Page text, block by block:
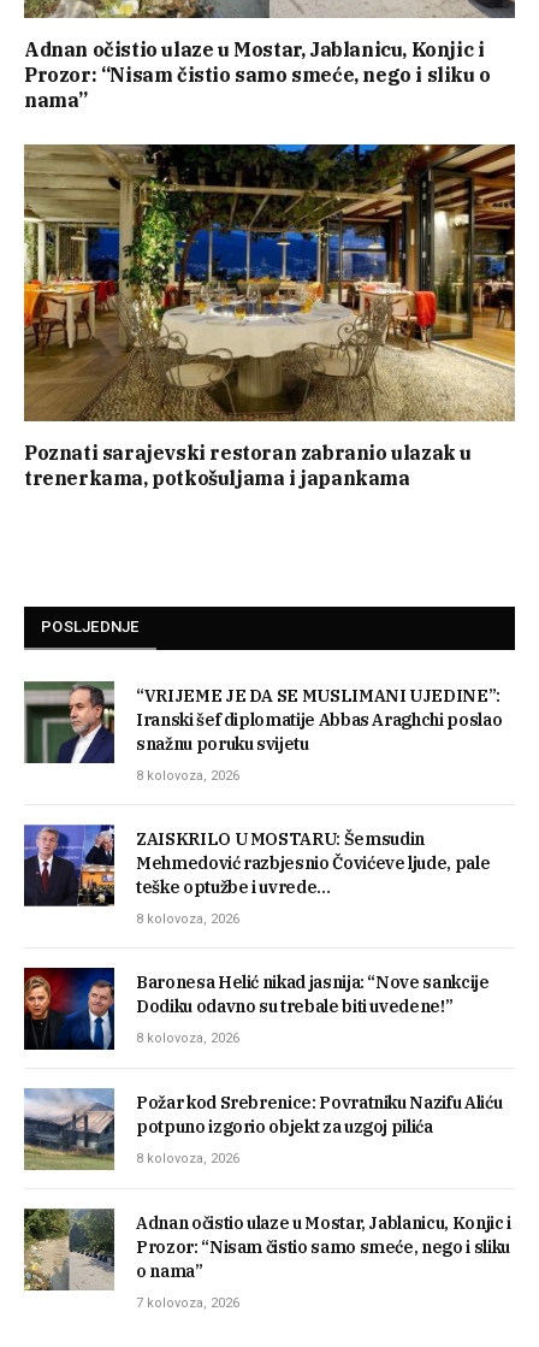
Adnan očistio ulaze u Mostar, Jablanicu, Konjic i
Prozor: “Nisam čistio samo smeće, nego i sliku o
nama”
Poznati sarajevski restoran zabranio ulazak u
trenerkama, potkošuljama i japankama
POSLJEDNJE
“VRIJEME JE DA SE MUSLIMANI UJEDINE”:
Iranski šef diplomatije Abbas Araghchi poslao
snažnu poruku svijetu
8 kolovoza, 2026
ZAISKRILO U MOSTARU: Šemsudin
Mehmedović razbjesnio Čovićeve ljude, pale
teške optužbe i uvrede…
8 kolovoza, 2026
Baronesa Helić nikad jasnija: “Nove sankcije
Dodiku odavno su trebale biti uvedene!”
8 kolovoza, 2026
Požar kod Srebrenice: Povratniku Nazifu Aliću
potpuno izgorio objekt za uzgoj pilića
8 kolovoza, 2026
Adnan očistio ulaze u Mostar, Jablanicu, Konjic i
Prozor: “Nisam čistio samo smeće, nego i sliku
o nama”
7 kolovoza, 2026